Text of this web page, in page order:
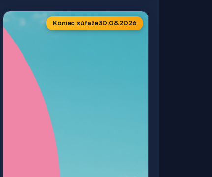
Koniec súťaže30.08.2026